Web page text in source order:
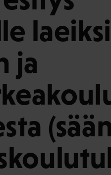
laeiksi
ja